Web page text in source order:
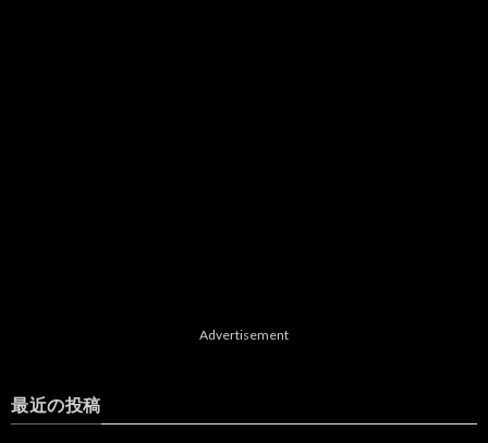
Advertisement
最近の投稿